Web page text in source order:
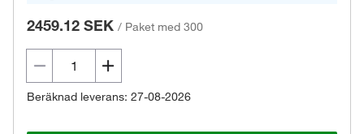
2459.12 SEK / Paket med 300
Beräknad leverans: 27-08-2026